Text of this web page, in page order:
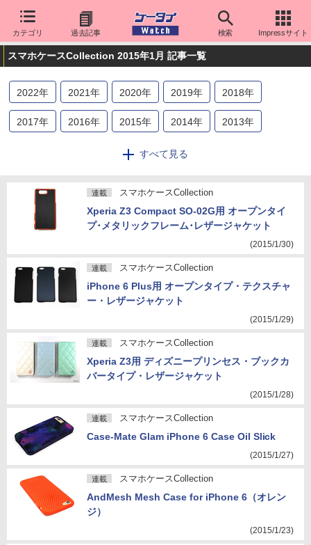
カテゴリ 過去記事 検索 Impressサイト
スマホケースCollection 2015年1月 記事一覧
2022年 2021年 2020年 2019年 2018年
2017年 2016年 2015年 2014年 2013年
すべて見る
連載 スマホケースCollection
Xperia Z3 Compact SO-02G用 オープンタイ
プ･メタリックフレーム･レザージャケット
(2015/1/30)
連載 スマホケースCollection
iPhone 6 Plus用 オープンタイプ・テクスチャ
ー・レザージャケット
(2015/1/29)
連載 スマホケースCollection
Xperia Z3用 ディズニープリンセス・ブックカ
バータイプ・レザージャケット
(2015/1/28)
連載 スマホケースCollection
Case-Mate Glam iPhone 6 Case Oil Slick
(2015/1/27)
連載 スマホケースCollection
AndMesh Mesh Case for iPhone 6（オレン
ジ）
(2015/1/23)